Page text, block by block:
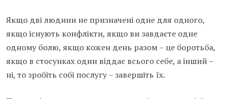
Якщо дві людини не призначені одне для одного,
якщо існують конфлікти, якщо ви завдаєте одне
одному болю, якщо кожен день разом – це боротьба,
якщо в стосунках один віддає всього себе, а інший –
ні, то зробіть собі послугу – завершіть їх.